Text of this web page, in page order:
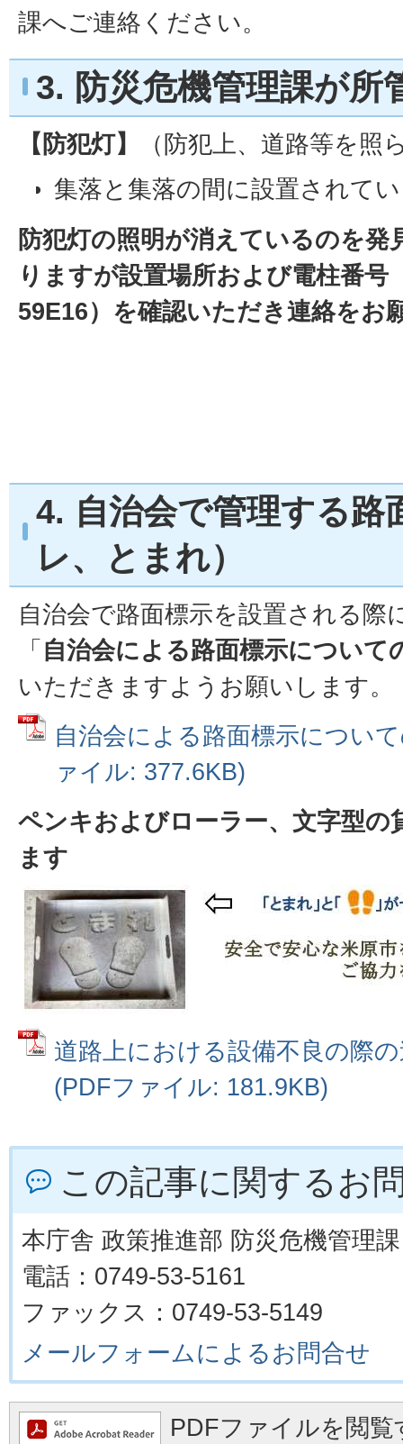
国道 → 滋賀国道事務所 彦根維
1140）
課へご連絡ください。
3. 防災危機管理課が所
【防犯灯】
（防犯上、道路等を照
集落と集落の間に設置されて
は、防災危機管理課となりま
集落内に設置されている防犯
会となります。
防犯灯の照明が消えているのを発
りますが設置場所および電柱番号
59E16）を確認いただき連絡をお
4. 自治会で管理する路
レ、とまれ）
自治会で路面標示を設置される際
「 自治会による路面標示について
いただきますようお願いします。
自治会による路面標示につい
ァイル: 377.6KB)
ペンキおよびローラー、文字型の
ます
道路上における設備不良の際
(PDFファイル: 181.9KB)
この記事に関するお
本庁舎 政策推進部 防災危機管理課
電話：0749-53-5161
ファックス：0749-53-5149
メールフォームによるお問合せ
PDFファイルを閲